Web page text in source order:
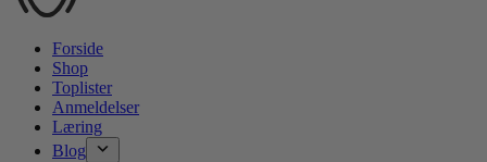
Forside
Shop
Toplister
Anmeldelser
Læring
Blog